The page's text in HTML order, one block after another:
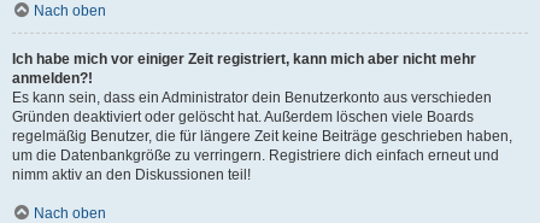
Nach oben
Ich habe mich vor einiger Zeit registriert, kann mich aber nicht mehr
anmelden?!
Es kann sein, dass ein Administrator dein Benutzerkonto aus verschieden
Gründen deaktiviert oder gelöscht hat. Außerdem löschen viele Boards
regelmäßig Benutzer, die für längere Zeit keine Beiträge geschrieben haben,
um die Datenbankgröße zu verringern. Registriere dich einfach erneut und
nimm aktiv an den Diskussionen teil!
Nach oben